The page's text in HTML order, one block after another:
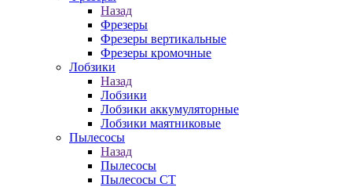
Назад
Фрезеры
Фрезеры вертикальные
Фрезеры кромочные
Лобзики
Назад
Лобзики
Лобзики аккумуляторные
Лобзики маятниковые
Пылесосы
Назад
Пылесосы
Пылесосы CT